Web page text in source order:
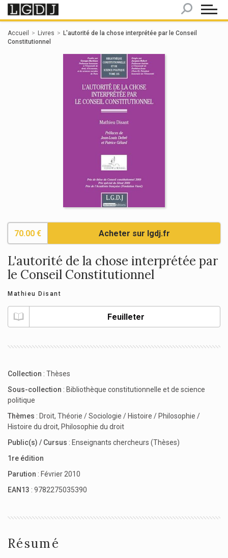
Accueil Livres
L'autorité de la chose interprétée par le Conseil
Constitutionnel
70.00 € Acheter sur lgdj.fr
L'autorité de la chose interprétée par
le Conseil Constitutionnel
Mathieu Disant
Feuilleter
Collection : Thèses
Sous-collection : Bibliothèque constitutionnelle et de science
politique
Thèmes : Droit, Théorie / Sociologie / Histoire / Philosophie /
Histoire du droit, Philosophie du droit
Public(s) / Cursus : Enseignants chercheurs (Thèses)
1re édition
Parution : Février 2010
EAN13 : 9782275035390
Résumé
Panneau de gestion des cookies